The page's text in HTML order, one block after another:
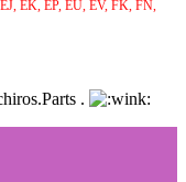
EK, EP, EU, EV, FK, FN,
.